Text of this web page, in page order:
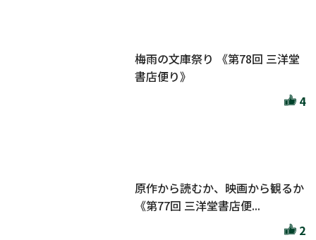
梅雨の文庫祭り 《第78回 三洋堂
書店便り》
4
原作から読むか、映画から観るか
《第77回 三洋堂書店便...
2